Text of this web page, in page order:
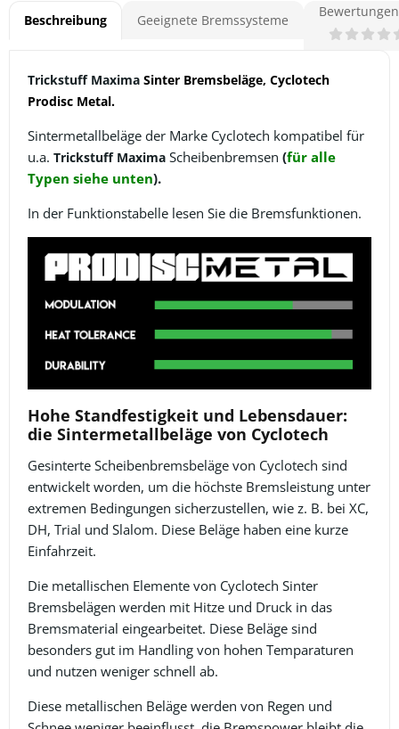
Beschreibung Geeignete Bremssysteme
Trickstuff Maxima Sinter Bremsbeläge, Cyclotech
Prodisc Metal.
Sintermetallbeläge der Marke Cyclotech kompatibel für
u.a. Trickstuff Maxima Scheibenbremsen (für alle
Typen siehe unten).
In der Funktionstabelle lesen Sie die Bremsfunktionen.
Hohe Standfestigkeit und Lebensdauer:
die Sintermetallbeläge von Cyclotech
Gesinterte Scheibenbremsbeläge von Cyclotech sind
entwickelt worden, um die höchste Bremsleistung unter
extremen Bedingungen sicherzustellen, wie z. B. bei XC,
DH, Trial und Slalom. Diese Beläge haben eine kurze
Einfahrzeit.
Die metallischen Elemente von Cyclotech Sinter
Bremsbelägen werden mit Hitze und Druck in das
Bremsmaterial eingearbeitet. Diese Beläge sind
besonders gut im Handling von hohen Temparaturen
und nutzen weniger schnell ab.
Diese metallischen Beläge werden von Regen und